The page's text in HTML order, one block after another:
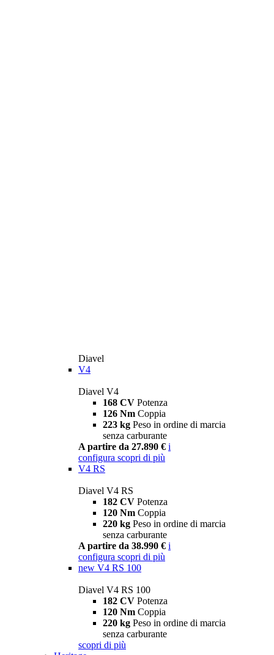
Diavel
V4
Diavel V4
168 CV Potenza
126 Nm Coppia
223 kg Peso in ordine di marcia
senza carburante
A partire da 27.890 € i
configura scopri di più
V4 RS
Diavel V4 RS
182 CV Potenza
120 Nm Coppia
220 kg Peso in ordine di marcia
senza carburante
A partire da 38.990 € i
configura scopri di più
new V4 RS 100
Diavel V4 RS 100
182 CV Potenza
120 Nm Coppia
220 kg Peso in ordine di marcia
senza carburante
scopri di più